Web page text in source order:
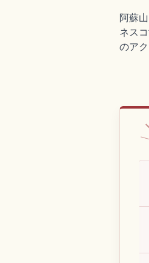
阿蘇
ネス
のア